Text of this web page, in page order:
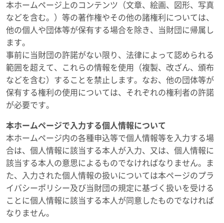
本ホームページ上のコンテンツ（文章、絵画、図形、写真
などを含む。）等の著作権やその他の諸権利については、
他の個人や団体等が保有する場合を除き、当財団に帰属し
ます。
事前に当財団の許諾がない限り、法律によって認められる
範囲を超えて、これらの情報を使用（複製、改ざん、頒布
などを含む）することを禁止します。なお、他の団体等が
保有する権利の使用については、それぞれの権利者の許諾
が必要です。
本ホームページで入力する個人情報について
本ホームページ内の各種申込等で個人情報等を入力する場
合は、個人情報に該当する本人が入力、又は、個人情報に
該当する本人の意思によるものでなければなりません。ま
た、入力された個人情報の扱いについては本ページのプラ
イバシーポリシー及び当財団の規定に基づく扱いを受ける
ことに個人情報に該当する本人が同意したものでなければ
なりません。